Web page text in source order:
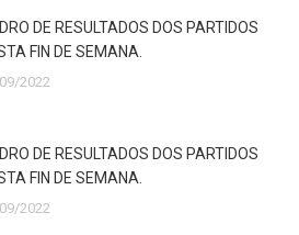
DE RESULTADOS DOS PARTIDOS
FIN DE SEMANA.
2022
DE RESULTADOS DOS PARTIDOS
FIN DE SEMANA.
2022